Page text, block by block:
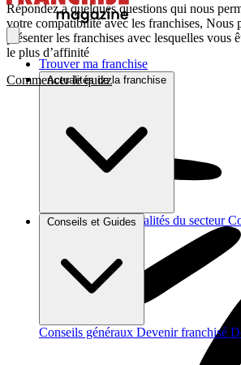
Trouver ma franchise
Actualités de la franchise
Brèves et actus Actualités du secteur
Conseils et Guides
Conseils généraux Devenir franchisé
Répondez a quelques questions qui nous
votre compatibilité avec les franchises, Nous
présenter les franchises avec lesquelles vous
le plus d’affinité
Commencer le quizz